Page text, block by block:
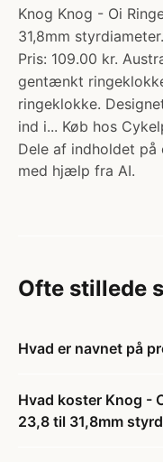
Knog Knog - Oi
31,8mm
Pris: 109.00 kr.
gentænkt
ringeklokke.
ind i... Køb hos
Dele af indholdet
med hjælp fra AI.
Ofte stillede
Hvad er navnet på
Hvad koster Knog -
23,8 til 31,8mm